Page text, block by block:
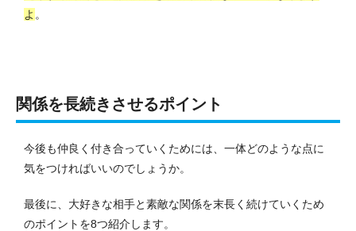
よ 。
関係を長続きさせるポイント
今後も仲良く付き合っていくためには、一体どのような点に
気をつければいいのでしょうか。
最後に、大好きな相手と素敵な関係を末長く続けていくため
のポイントを8つ紹介します。